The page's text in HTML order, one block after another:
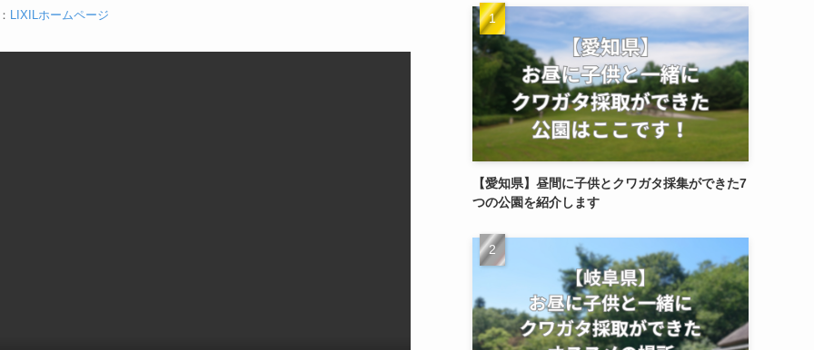
LIXILホームページ
【愛知県】昼間に子供とクワガタ採集ができた7
つの公園を紹介します